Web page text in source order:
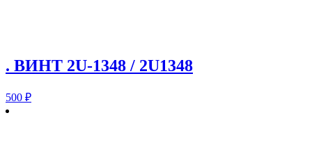
. ВИНТ 2U-1348 / 2U1348
500 ₽